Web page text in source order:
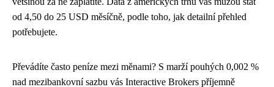
od 4,50 do 25 USD měsíčně, podle toho, jak detailní přehled
potřebujete.
Převádíte často peníze mezi měnami? S marží pouhých 0,002 %
nad mezibankovní sazbu vás Interactive Brokers příjemně